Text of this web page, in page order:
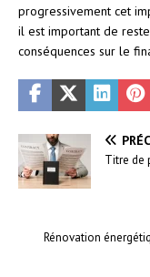
progressivement cet
il est important de
conséquences sur le
Titre de
Rénovation